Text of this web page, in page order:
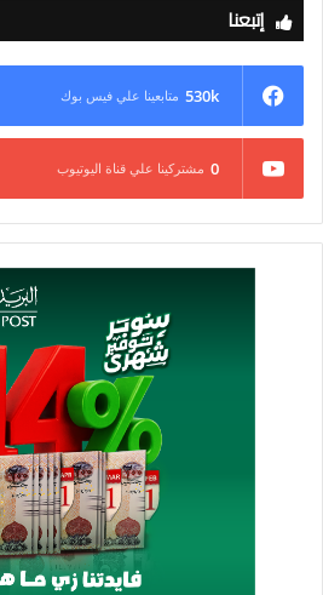
إتبعنا
530k متابعينا علي فيس بوك
0 مشتركينا علي قناة اليوتيوب